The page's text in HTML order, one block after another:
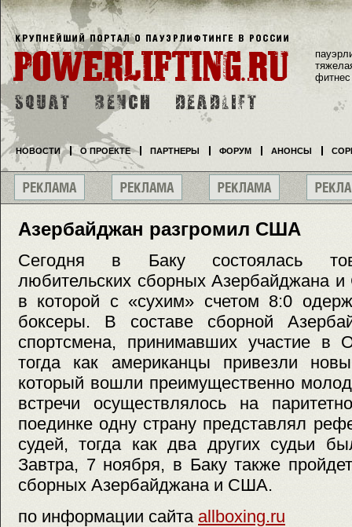
Азербайджан разгромил США
Сегодня в Баку состоялась
любительских сборных Азербайджана
в которой с «сухим» счетом 8:0
боксеры. В составе сборной
спортсмена, принимавших участие в
тогда как американцы привезли
который вошли преимущественно
встречи осуществлялось на
поединке одну страну представлял
судей, тогда как два других судьи
Завтра, 7 ноября, в Баку также
сборных Азербайджана и США.
по информации сайта allboxing.ru
фитнес
НОВОСТИ О ПРОЕКТЕ ПАРТНЕРЫ ФОРУМ АНОНСЫ